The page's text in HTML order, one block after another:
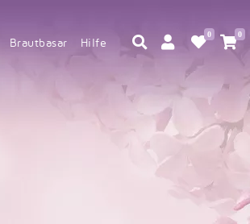
Brautbasar Hilfe
0 0